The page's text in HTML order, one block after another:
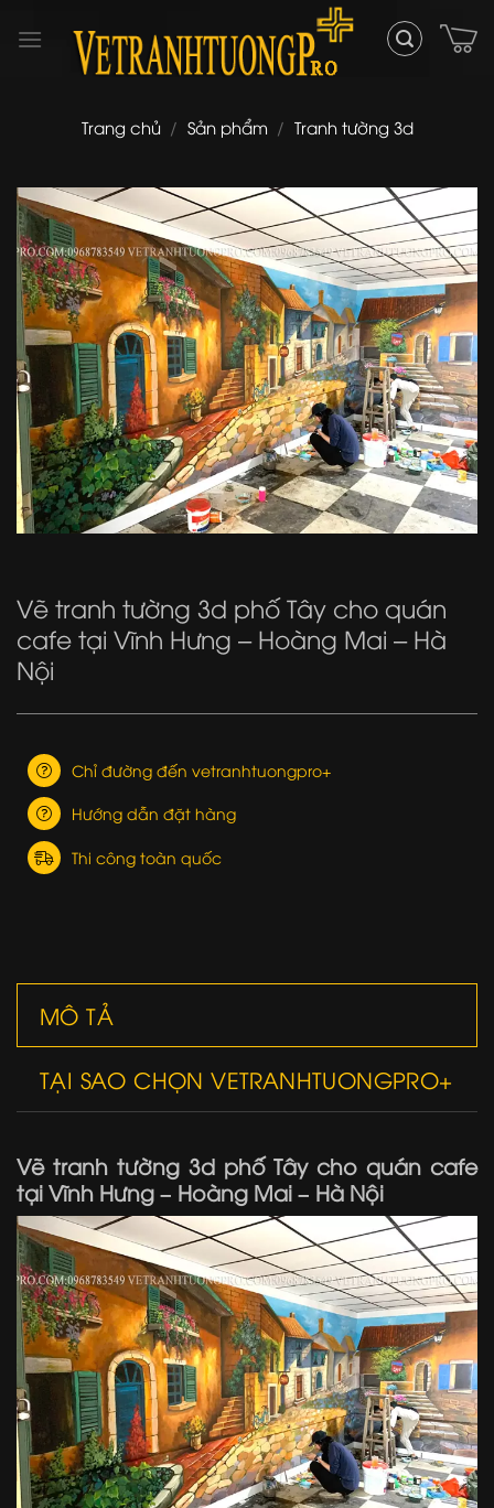
Trang chủ / Sản phẩm / Tranh tường 3d
Vẽ tranh tường 3d phố Tây cho quán
cafe tại Vĩnh Hưng – Hoàng Mai – Hà
Nội
Chỉ đường đến vetranhtuongpro+
Hướng dẫn đặt hàng
Thi công toàn quốc
MÔ TẢ
TẠI SAO CHỌN VETRANHTUONGPRO+
Vẽ tranh tường 3d phố Tây cho quán cafe
tại Vĩnh Hưng – Hoàng Mai – Hà Nội